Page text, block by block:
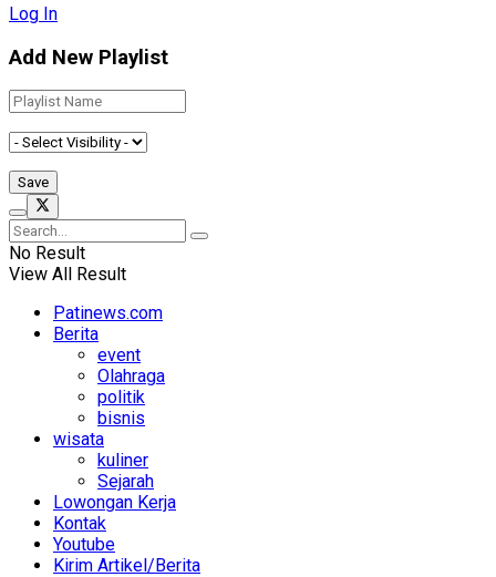
Log In
Add New Playlist
No Result
View All Result
Patinews.com
Berita
event
Olahraga
politik
bisnis
wisata
kuliner
Sejarah
Lowongan Kerja
Kontak
Youtube
Kirim Artikel/Berita